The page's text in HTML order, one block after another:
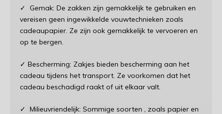
✓ Gemak: De zakken zijn gemakkelijk te gebruiken en
vereisen geen ingewikkelde vouwtechnieken zoals
cadeaupapier. Ze zijn ook gemakkelijk te vervoeren en
op te bergen.
✓ Bescherming: Zakjes bieden bescherming aan het
cadeau tijdens het transport. Ze voorkomen dat het
cadeau beschadigd raakt of uit elkaar valt.
✓ Milieuvriendelijk: Sommige soorten , zoals papier en